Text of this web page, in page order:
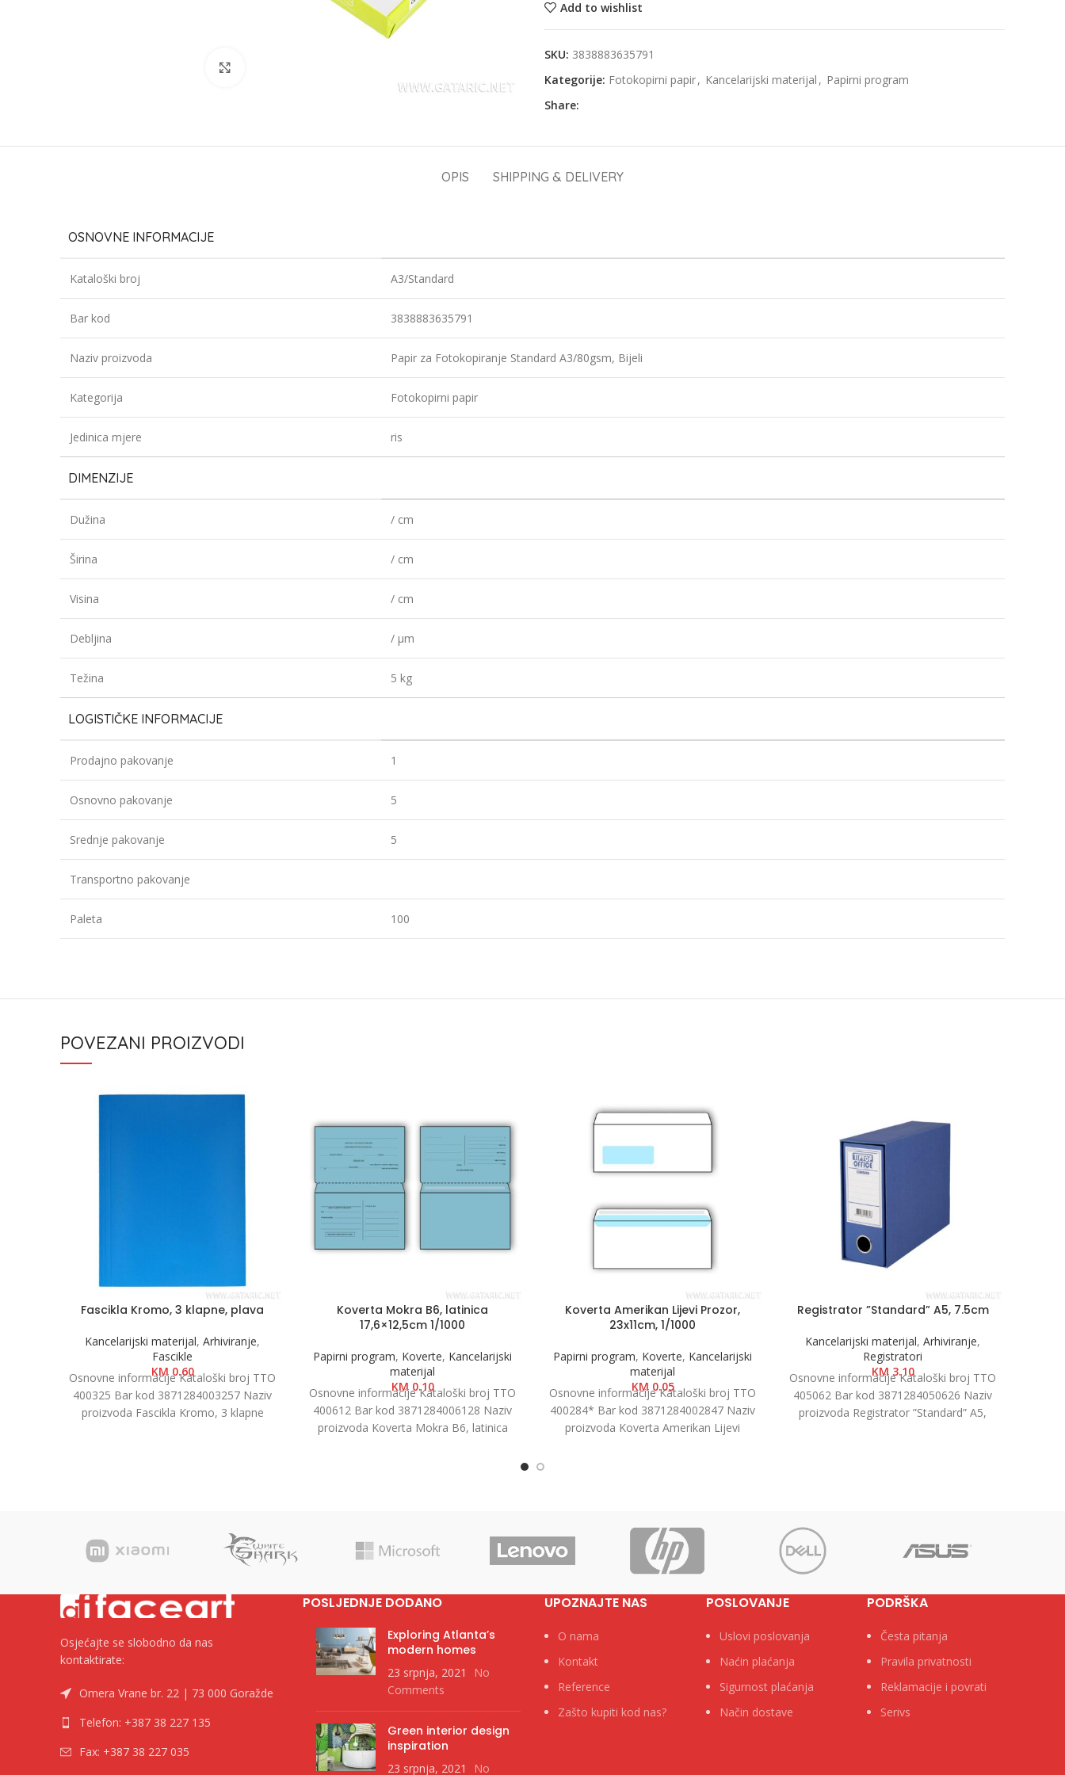
Add to wishlist
SKU: 3838883635791
Kategorije: Fotokopirni papir, Kancelarijski materijal , Papirni program
Share:
OPIS SHIPPING & DELIVERY
OSNOVNE INFORMACIJE
Kataloški broj A3/Standard
Bar kod 3838883635791
Naziv proizvoda Papir za Fotokopiranje Standard A3/80gsm, Bijeli
Kategorija Fotokopirni papir
Jedinica mjere ris
DIMENZIJE
Dužina / cm
Širina / cm
Visina / cm
Debljina / µm
Težina 5 kg
LOGISTIČKE INFORMACIJE
Prodajno pakovanje 1
Osnovno pakovanje 5
Srednje pakovanje 5
Transportno pakovanje
Paleta 100
POVEZANI PROIZVODI
Fascikla Kromo, 3 klapne, plava
Kancelarijski materijal, Arhiviranje,
Fascikle
KM0.60
Osnovne informacije Kataloški broj TTO
400325 Bar kod 3871284003257 Naziv
proizvoda Fascikla Kromo, 3 klapne
Koverta Mokra B6, latinica
17,6×12,5cm 1/1000
Papirni program, Koverte, Kancelarijski
materijal
KM0.10
Osnovne informacije Kataloški broj TTO
400612 Bar kod 3871284006128 Naziv
proizvoda Koverta Mokra B6, latinica
Koverta Amerikan Lijevi Prozor,
23x11cm, 1/1000
Papirni program, Koverte, Kancelarijski
materijal
KM0.05
Osnovne informacije Kataloški broj TTO
400284* Bar kod 3871284002847 Naziv
proizvoda Koverta Amerikan Lijevi
Registrator ”Standard” A5, 7.5cm
Kancelarijski materijal, Arhiviranje,
Registratori
KM3.10
Osnovne informacije Kataloški broj TTO
405062 Bar kod 3871284050626 Naziv
proizvoda Registrator ”Standard” A5,
Osjećajte se slobodno da nas
kontaktirate:
Omera Vrane br. 22 | 73 000 Goražde
Telefon: +387 38 227 135
Fax: +387 38 227 035
POSLJEDNJE DODANO
Exploring Atlanta’s
modern homes
23 srpnja, 2021
No
Comments
Green interior design
inspiration
23 srpnja, 2021 No
UPOZNAJTE NAS
O nama
Kontakt
Reference
Zašto kupiti kod nas?
POSLOVANJE
Uslovi poslovanja
Naćin plaćanja
Sigurnost plaćanja
Način dostave
PODRŠKA
Česta pitanja
Pravila privatnosti
Reklamacije i povrati
Serivs